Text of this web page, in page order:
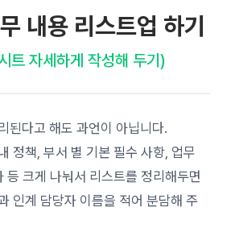
내용 리스트업 하기
트 자세하게 작성해 두기)
된다고 해도 과언이 아닙니다.
정책, 부서 별 기본 필수 사항, 업무
등 크게 나눠서 리스트를 정리해두면
인계 담당자 이름을 적어 분담해 주